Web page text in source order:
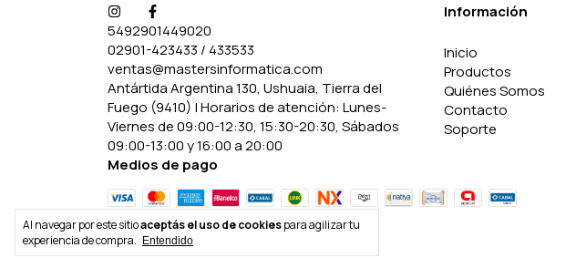
Al navegar por este sitioaceptás el uso de cookiespara agilizar tu
experiencia de compra.
Entendido
5492901449020
02901-423433 / 433533
ventas@mastersinformatica.com
Antártida Argentina 130, Ushuaia, Tierra del
Fuego (9410) | Horarios de atención: Lunes-
Viernes de 09:00-12:30, 15:30-20:30, Sábados
09:00-13:00 y 16:00 a 20:00
Información
Inicio
Productos
Quiénes Somos
Contacto
Soporte
Medios de pago